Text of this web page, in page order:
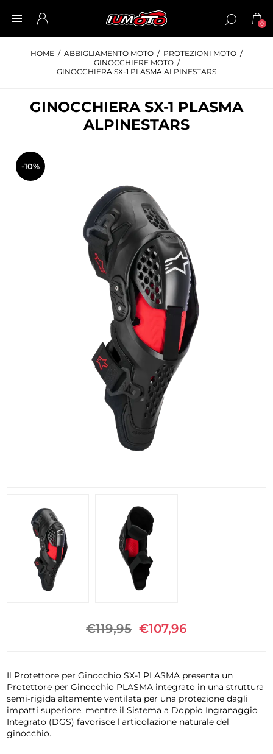
0
HOME / ABBIGLIAMENTO MOTO / PROTEZIONI MOTO /
GINOCCHIERE MOTO /
GINOCCHIERA SX-1 PLASMA ALPINESTARS
GINOCCHIERA SX-1 PLASMA
ALPINESTARS
-10%
€119,95 €107,96
Il Protettore per Ginocchio SX-1 PLASMA presenta un
Protettore per Ginocchio PLASMA integrato in una struttura
semi-rigida altamente ventilata per una protezione dagli
impatti superiore, mentre il Sistema a Doppio Ingranaggio
Integrato (DGS) favorisce l'articolazione naturale del
ginocchio.